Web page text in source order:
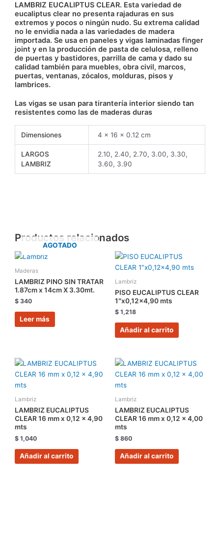
LAMBRIZ EUCALIPTUS CLEAR. Esta variedad de
eucaliptus clear no presenta rajaduras en sus
extremos y pocos o ningún nudo. Su extrema calidad
no le envidia nada a las variedades de madera
importada. Se usa en paneles y vigas laminadas finger
joint y en la producción de pasta de celulosa, relleno
de puertas y bastidores, parrilla de cama y dado su
calidad también para muebles, obra civil, marcos,
puertas, ventanas, zócalos, molduras, pisos y
lambrices.
Las vigas se usan para tirantería interior siendo tan
resistentes como las de maderas duras
Dimensiones 4 × 16 × 0.12 cm
LARGOS
LAMBRIZ
2.10, 2.40, 2.70, 3.00, 3.30,
3.60, 3.90
Productos relacionados
AGOTADO
Maderas
LAMBRIZ PINO SIN TRATAR
1.87cm x 14cm X 3.30mt.
$ 340
Leer más
Lambriz
PISO EUCALIPTUS CLEAR
1″x0,12×4,90 mts
$ 1,218
Añadir al carrito
Lambriz
LAMBRIZ EUCALIPTUS
CLEAR 16 mm x 0,12 x 4,90
mts
$ 1,040
Añadir al carrito
Lambriz
LAMBRIZ EUCALIPTUS
CLEAR 16 mm x 0,12 x 4,00
mts
$ 860
Añadir al carrito